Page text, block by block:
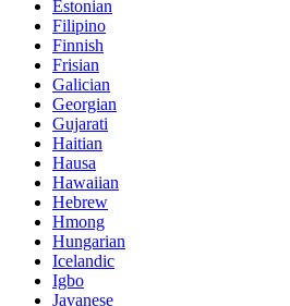
Estonian
Filipino
Finnish
Frisian
Galician
Georgian
Gujarati
Haitian
Hausa
Hawaiian
Hebrew
Hmong
Hungarian
Icelandic
Igbo
Javanese